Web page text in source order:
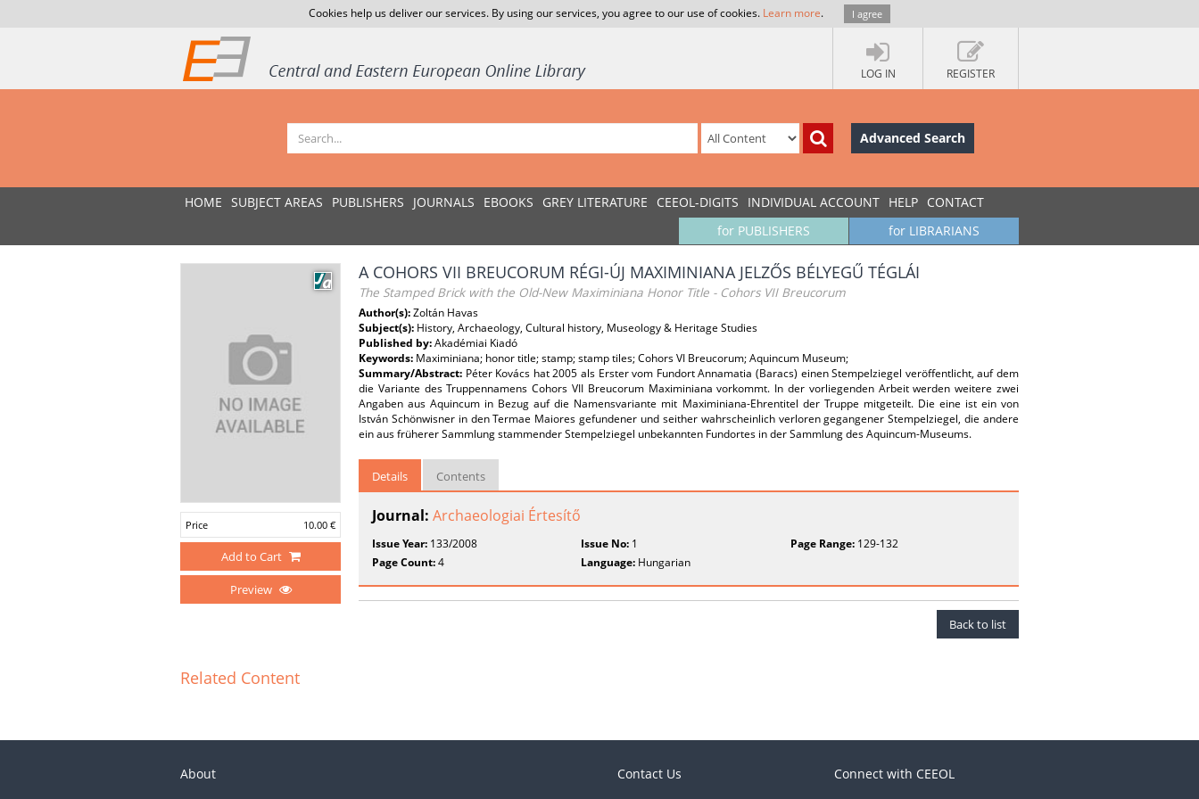
Cookies help us deliver our services. By using our services, you agree to our use of cookies. Learn more. I agree
LOG IN REGISTER
Advanced Search
HOME SUBJECT AREAS PUBLISHERS JOURNALS EBOOKS GREY LITERATURE CEEOL-DIGITS INDIVIDUAL ACCOUNT HELP CONTACT
for LIBRARIANS
for PUBLISHERS
Price 10.00 €
Add to Cart
Preview
A COHORS VII BREUCORUM RÉGI-ÚJ MAXIMINIANA JELZŐS BÉLYEGŰ TÉGLÁI
The Stamped Brick with the Old-New Maximiniana Honor Title - Cohors VII Breucorum
Author(s):Zoltán Havas
Subject(s): History, Archaeology, Cultural history, Museology & Heritage Studies
Published by:Akadémiai Kiadó
Keywords: Maximiniana; honor title; stamp; stamp tiles; Cohors VI Breucorum; Aquincum Museum;
Summary/Abstract: Péter Kovács hat 2005 als Erster vom Fundort Annamatia (Baracs) einen Stempelziegel veröffentlicht, auf dem
die Variante des Truppennamens Cohors VII Breucorum Maximiniana vorkommt. In der vorliegenden Arbeit werden weitere zwei
Angaben aus Aquincum in Bezug auf die Namensvariante mit Maximiniana-Ehrentitel der Truppe mitgeteilt. Die eine ist ein von
István Schönwisner in den Termae Maiores gefundener und seither wahrscheinlich verloren gegangener Stempelziegel, die andere
ein aus früherer Sammlung stammender Stempelziegel unbekannten Fundortes in der Sammlung des Aquincum-Museums.
Details Contents
Journal: Archaeologiai Értesítő
Issue Year: 133/2008 Issue No: 1 Page Range:129-132
Page Count:4 Language: Hungarian
Back to list
Related Content
About Contact Us Connect with CEEOL